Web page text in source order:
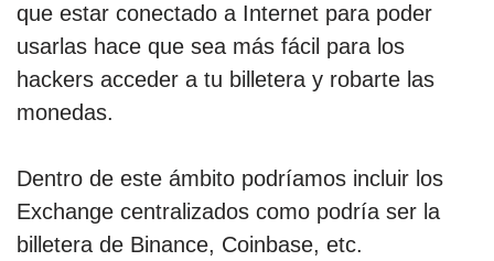
que estar conectado a Internet para poder
usarlas hace que sea más fácil para los
hackers acceder a tu billetera y robarte las
monedas.
Dentro de este ámbito podríamos incluir los
Exchange centralizados como podría ser la
billetera de Binance, Coinbase, etc.